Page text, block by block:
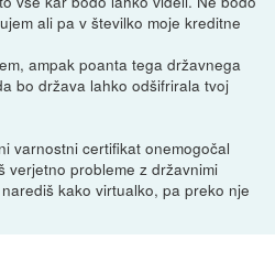
ali pa v številko moje kreditne
ampak poanta tega državnega
bo država lahko odšifrirala tvoj
varnostni certifikat onemogočal
verjetno probleme z državnimi
kako virtualko, pa preko nje